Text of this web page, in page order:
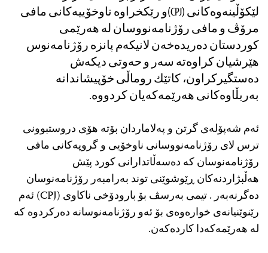
لێكۆڵینه‌وه‌كانی (CPJ)و رێكخراوه‌ ناوخۆییه‌كانی مافی
مرۆڤ و مافی رۆژنامه‌نووسان له‌ هه‌رێمی
كوردستان ده‌ریده‌خه‌ن لانیكه‌م پانزه‌ رۆژنامه‌نوس
هێرشیان كراوه‌ته‌ سه‌ر و حه‌وتی دیكه‌ش
ده‌ستگیركراون، كاتێك روماڵی خۆپیشاندانه‌
به‌ربڵاوه‌كانی هه‌رێمه‌كه‌یان كردووه‌.
ئه‌م شه‌پۆله‌ی گرتن و په‌لاماردان بۆته‌ هۆی دروستبوونی
ترس لای رۆژنامه‌نووسانی ناوخۆیی و گروپه‌كانی مافی
رۆژنامه‌نوسان كه‌ ده‌سه‌ڵاتدارانی كورد پێش
هه‌ڵبژاردنه‌كان ڕێوشوێنی توند به‌رامبه‌ر رۆژنامه‌نوسان
ده‌گرنه‌به‌ر . تیمی به‌رسڤ بۆ بارودۆخی ناكاوی (CPJ) ئه‌م
رێنوێنیانه‌ی خواره‌وه‌ی بۆ ئه‌و رۆژنامه‌نوسانه‌ ده‌ركردوه‌ كه‌
له‌ هه‌رێمه‌كه‌دا كارده‌كه‌ن.